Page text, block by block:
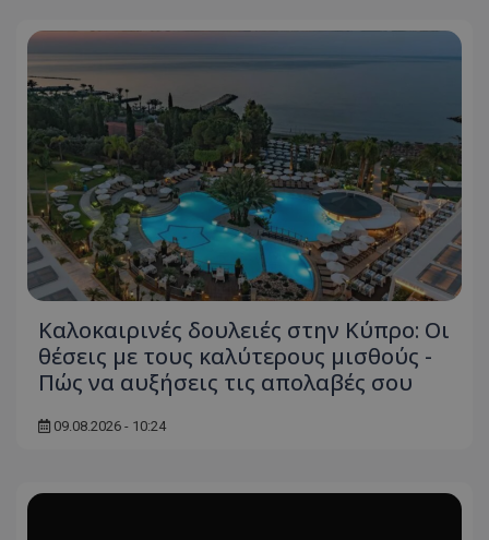
Καλοκαιρινές δουλειές στην Κύπρο: Οι
θέσεις με τους καλύτερους μισθούς -
Πώς να αυξήσεις τις απολαβές σου
09.08.2026 - 10:24